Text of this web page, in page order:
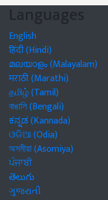
Languages
English
हिंदी (Hindi)
മലയാളം (Malayalam)
मराठी (Marathi)
தமிழ் (Tamil)
বাঙালি (Bengali)
ಕನ್ನಡ (Kannada)
ଓଡିଆ (Odia)
অসমীয়া (Asomiya)
ਪੰਜਾਬੀ
తెలుగు
ગુજરાતી